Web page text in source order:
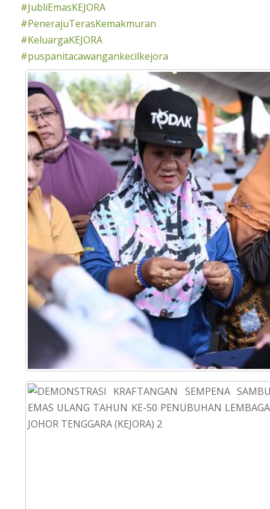
#JubliEmasKEJORA
#PenerajuTerasKemakmuran
#KeluargaKEJORA
#puspanitacawangankecilkejora